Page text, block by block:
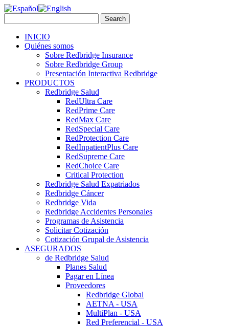
INICIO
Quiénes somos
Sobre Redbridge Insurance
Sobre Redbridge Group
Presentación Interactiva Redbridge
PRODUCTOS
Redbridge Salud
RedUltra Care
RedPrime Care
RedMax Care
RedSpecial Care
RedProtection Care
RedInpatientPlus Care
RedSupreme Care
RedChoice Care
Critical Protection
Redbridge Salud Expatriados
Redbridge Cáncer
Redbridge Vida
Redbridge Accidentes Personales
Programas de Asistencia
Solicitar Cotización
Cotización Grupal de Asistencia
ASEGURADOS
de Redbridge Salud
Planes Salud
Pagar en Línea
Proveedores
Redbridge Global
AETNA - USA
MultiPlan - USA
Red Preferencial - USA